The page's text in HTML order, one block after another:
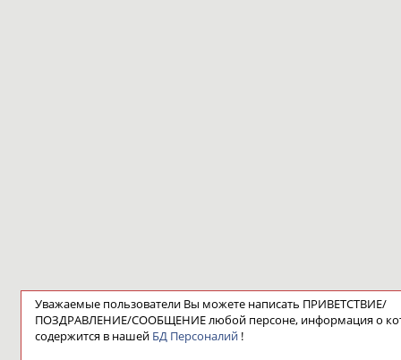
Уважаемые пользователи Вы можете написать ПРИВЕТСТВИЕ/
ПОЗДРАВЛЕНИЕ/СООБЩЕНИЕ любой персоне, информация о
содержится в нашей БД Персоналий !